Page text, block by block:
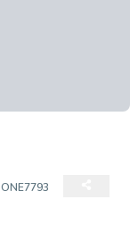
ONE7793